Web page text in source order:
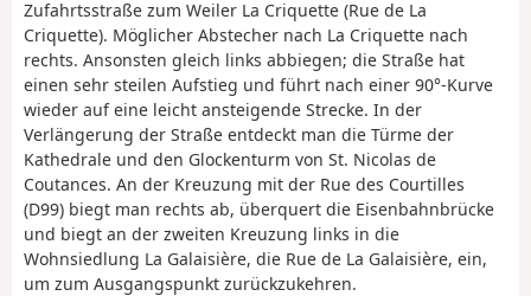
Zufahrtsstraße zum Weiler La Criquette (Rue de La
Criquette). Möglicher Abstecher nach La Criquette nach
rechts. Ansonsten gleich links abbiegen; die Straße hat
einen sehr steilen Aufstieg und führt nach einer 90°-Kurve
wieder auf eine leicht ansteigende Strecke. In der
Verlängerung der Straße entdeckt man die Türme der
Kathedrale und den Glockenturm von St. Nicolas de
Coutances. An der Kreuzung mit der Rue des Courtilles
(D99) biegt man rechts ab, überquert die Eisenbahnbrücke
und biegt an der zweiten Kreuzung links in die
Wohnsiedlung La Galaisière, die Rue de La Galaisière, ein,
um zum Ausgangspunkt zurückzukehren.